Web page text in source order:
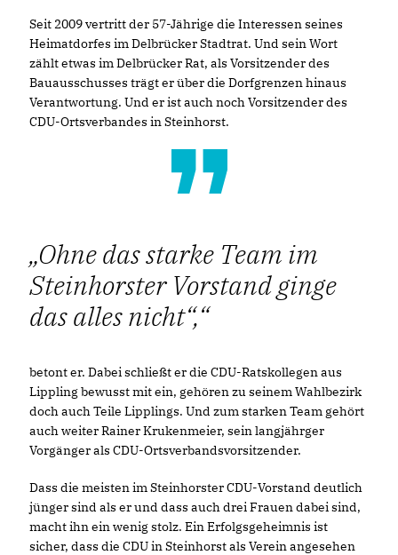
Seit 2009 vertritt der 57-Jährige die Interessen seines
Heimatdorfes im Delbrücker Stadtrat. Und sein Wort
zählt etwas im Delbrücker Rat, als Vorsitzender des
Bauausschusses trägt er über die Dorfgrenzen hinaus
Verantwortung. Und er ist auch noch Vorsitzender des
CDU-Ortsverbandes in Steinhorst.
Ohne das starke Team im
Steinhorster Vorstand ginge
das alles nicht“,
betont er. Dabei schließt er die CDU-Ratskollegen aus
Lippling bewusst mit ein, gehören zu seinem Wahlbezirk
doch auch Teile Lipplings. Und zum starken Team gehört
auch weiter Rainer Krukenmeier, sein langjährger
Vorgänger als CDU-Ortsverbandsvorsitzender.
Dass die meisten im Steinhorster CDU-Vorstand deutlich
jünger sind als er und dass auch drei Frauen dabei sind,
macht ihn ein wenig stolz. Ein Erfolgsgeheimnis ist
sicher, dass die CDU in Steinhorst als Verein angesehen